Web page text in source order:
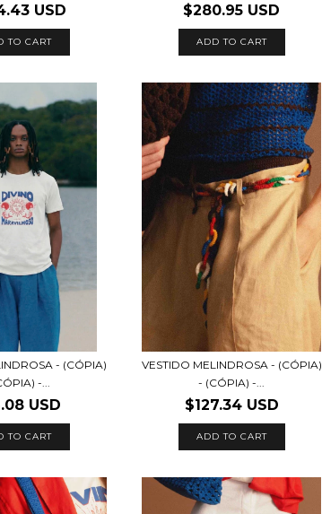
USD
TO CART
$280.95 USD
ADD TO CART
- (CÓPIA)
-...
USD
TO CART
VESTIDO MELINDROSA - (CÓPIA)
- (CÓPIA) -...
$127.34 USD